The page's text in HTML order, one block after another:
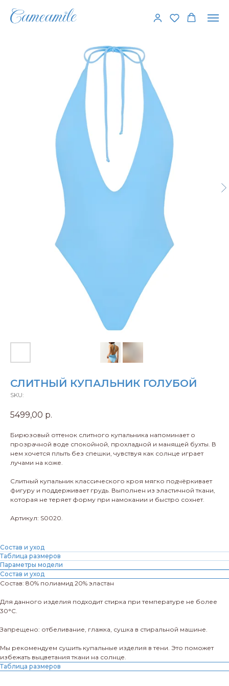
СЛИТНЫЙ КУПАЛЬНИК ГОЛУБОЙ
SKU:
5499,00 р.
Бирюзовый оттенок слитного купальника напоминает о
прозрачной воде спокойной, прохладной и манящей бухты. В
нем хочется плыть без спешки, чувствуя как солнце играет
лучами на коже.
Слитный купальник классического кроя мягко подчёркивает
фигуру и поддерживает грудь. Выполнен из эластичной ткани,
которая не теряет форму при намокании и быстро сохнет.
Артикул: S0020.
Состав и уход
Таблица размеров
Параметры модели
Состав и уход
Состав: 80% полиамид 20% эластан
Для данного изделия подходит стирка при температуре не более
30°C.
Запрещено: отбеливание, глажка, сушка в стиральной машине.
Мы рекомендуем сушить купальные изделия в тени. Это поможет
избежать выцветания ткани на солнце.
Таблица размеров